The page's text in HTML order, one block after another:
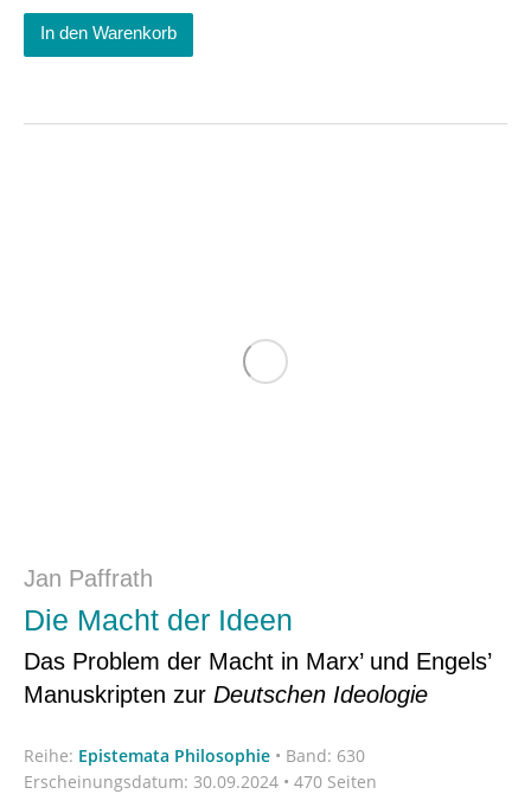
In den Warenkorb
Jan Paffrath
Die Macht der Ideen
Das Problem der Macht in Marx’ und Engels’
Manuskripten zur Deutschen Ideologie
Reihe: Epistemata Philosophie • Band: 630
Erscheinungsdatum: 30.09.2024 • 470 Seiten